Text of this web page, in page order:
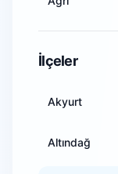
İlçeler
Akyurt
Altındağ